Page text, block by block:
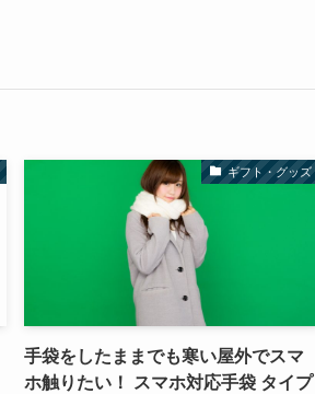
ギフト・グッズ
手袋をしたままでも寒い屋外でスマ
ホ触りたい！ スマホ対応手袋 タイプ